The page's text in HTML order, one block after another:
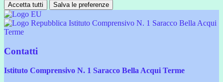
Accetta tutti Salva le preferenze
Istituto Comprensivo N. 1 Saracco Bella Acqui
Terme
Contatti
Istituto Comprensivo N. 1 Saracco Bella Acqui Terme